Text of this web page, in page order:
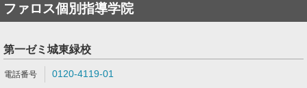
ファロス個別指導学院
第一ゼミ城東緑校
0120-4119-01